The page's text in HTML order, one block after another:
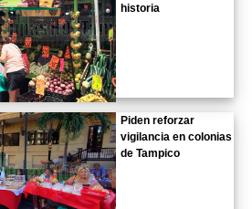
historia
Piden reforzar
vigilancia en colonias
de Tampico